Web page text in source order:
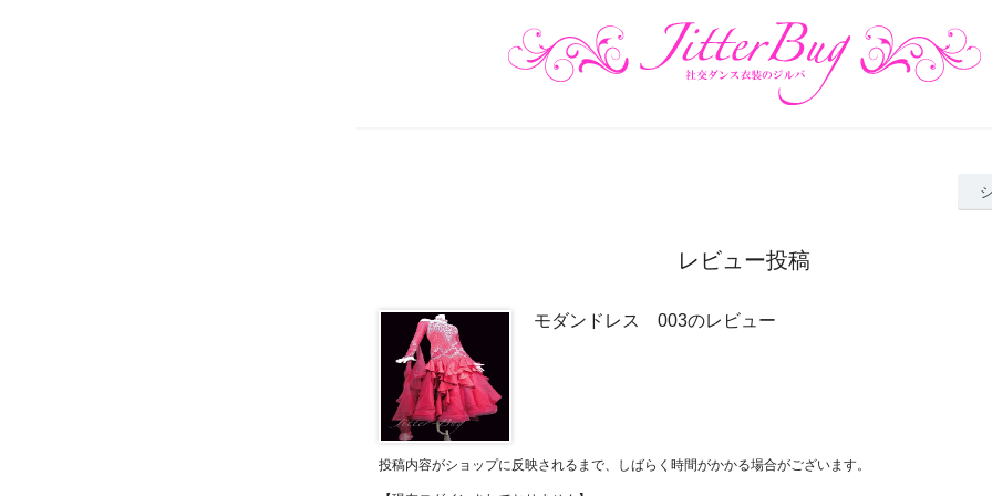
レビュー投稿
モダンドレス 003のレビュー
投稿内容がショップに反映されるまで、しばらく時間がかかる場合がございます。